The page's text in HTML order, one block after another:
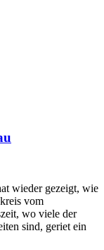
wieder gezeigt, wie
vom
wo viele der
sind, geriet ein